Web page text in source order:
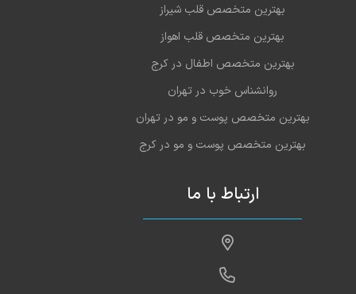
بهترین متخصص قلب شیراز
بهترین متخصص قلب اهواز
بهترین متخصص اطفال در کرج
روانشناس خوب در تهران
بهترین متخصص پوست و مو در تهران
بهترین متخصص پوست و مو در کرج
ارتباط با ما